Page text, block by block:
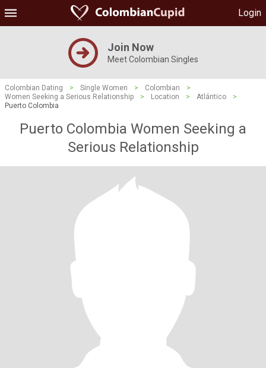
Login
Join Now
Meet Colombian Singles
Colombian Dating > Single Women > Colombian
>
Women Seeking a Serious Relationship
> Location > Atlántico
>
Puerto Colombia
Puerto Colombia Women Seeking a
Serious Relationship